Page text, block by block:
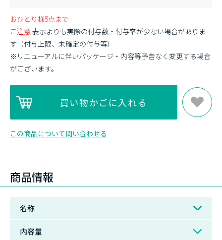
おひとり様5点まで
ご注意 表示よりも実際の付与数・付与率が少ない場合がありま
す（付与上限、未確定の付与等）
※リニューアルに伴いパッケージ・内容等予告なく変更する場合
がございます。
この商品について問い合わせる
商品情報
名称
内容量